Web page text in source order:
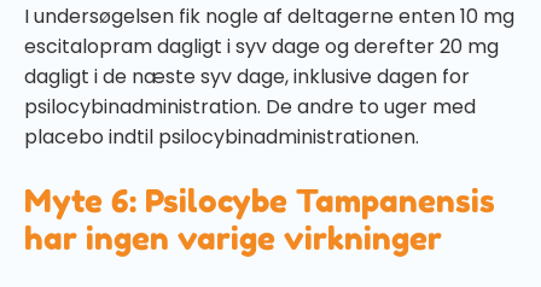
I undersøgelsen fik nogle af deltagerne enten 10 mg
escitalopram dagligt i syv dage og derefter 20 mg
dagligt i de næste syv dage, inklusive dagen for
psilocybinadministration. De andre to uger med
placebo indtil psilocybinadministrationen.
Myte 6: Psilocybe Tampanensis
har ingen varige virkninger